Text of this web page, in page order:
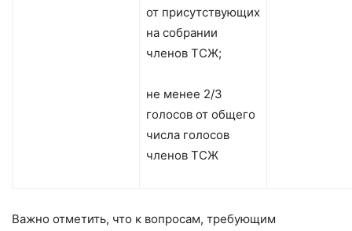
от присутствующих
на собрании
членов ТСЖ;
не менее 2/3
голосов от общего
числа голосов
членов ТСЖ
Важно отметить, что к вопросам, требующим